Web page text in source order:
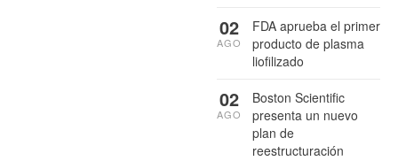
FDA aprueba el primer
producto de plasma
liofilizado
02
AGO
Boston Scientific
presenta un nuevo
plan de
reestructuración
02
AGO